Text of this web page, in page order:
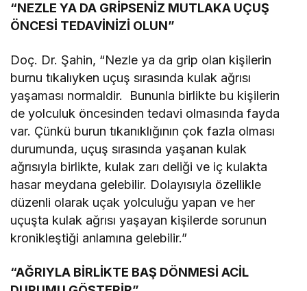
“NEZLE YA DA GRİPSENİZ MUTLAKA UÇUŞ
ÖNCESİ TEDAVİNİZİ OLUN”
Doç. Dr. Şahin, “Nezle ya da grip olan kişilerin
burnu tıkalıyken uçuş sırasında kulak ağrısı
yaşaması normaldir. Bununla birlikte bu kişilerin
de yolculuk öncesinden tedavi olmasında fayda
var. Çünkü burun tıkanıklığının çok fazla olması
durumunda, uçuş sırasında yaşanan kulak
ağrısıyla birlikte, kulak zarı deliği ve iç kulakta
hasar meydana gelebilir. Dolayısıyla özellikle
düzenli olarak uçak yolculuğu yapan ve her
uçuşta kulak ağrısı yaşayan kişilerde sorunun
kronikleştiği anlamına gelebilir.”
“AĞRIYLA BİRLİKTE BAŞ DÖNMESİ ACİL